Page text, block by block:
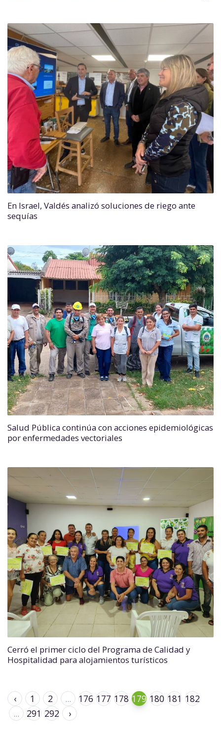
En Israel, Valdés analizó soluciones de riego ante
sequías
Salud Pública continúa con acciones epidemiológicas
por enfermedades vectoriales
Cerró el primer ciclo del Programa de Calidad y
Hospitalidad para alojamientos turísticos
‹ 1 2 ... 176 177 178 179 180 181 182
...
291 292 ›